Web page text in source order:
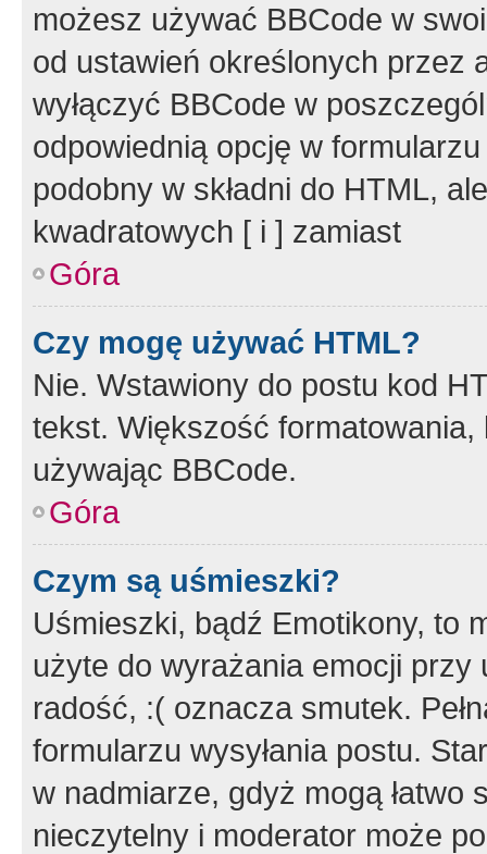
możesz używać BBCode w
od ustawień określonych przez
wyłączyć BBCode w
odpowiednią opcję w
podobny w składni do HTML,
kwadratowych [ i ] zamiast
Góra
Czy mogę używać HTML?
Nie. Wstawiony do postu kod
tekst. Większość
używając BBCode.
Góra
Czym są uśmieszki?
Uśmieszki, bądź Emotikony, to
użyte do wyrażania emocji
radość, :( oznacza smutek.
formularzu wysyłania postu.
w nadmiarze, gdyż mogą
nieczytelny i moderator może